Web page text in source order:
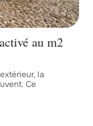
au m2
la
Ce